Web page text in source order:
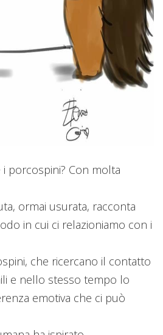
i porcospini? Con molta
ormai usurata, racconta
in cui ci relazioniamo con i
che ricercano il contatto
e nello stesso tempo lo
emotiva che ci può